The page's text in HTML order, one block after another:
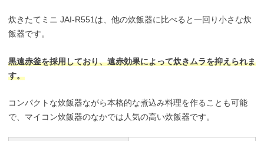
炊きたてミニ JAI-R551は、他の炊飯器に比べると一回り小さな炊
飯器です。
黒遠赤釜を採用しており、遠赤効果によって炊きムラを抑えられま
す。
コンパクトな炊飯器ながら本格的な煮込み料理を作ることも可能
で、マイコン炊飯器のなかでは人気の高い炊飯器です。